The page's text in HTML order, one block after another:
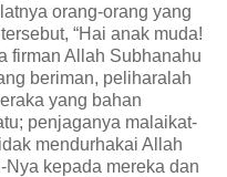
orang-orang yang
“Hai anak muda!
firman Allah Subhanahu
beriman, peliharalah
yang bahan
penjaganya malaikat-
mendurhakai Allah
kepada mereka dan